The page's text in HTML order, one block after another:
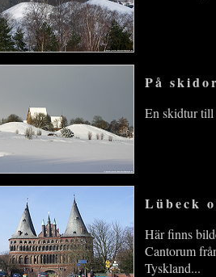
På
En skidtur till
Lübeck
Här finns
Cantorum
Tyskland...